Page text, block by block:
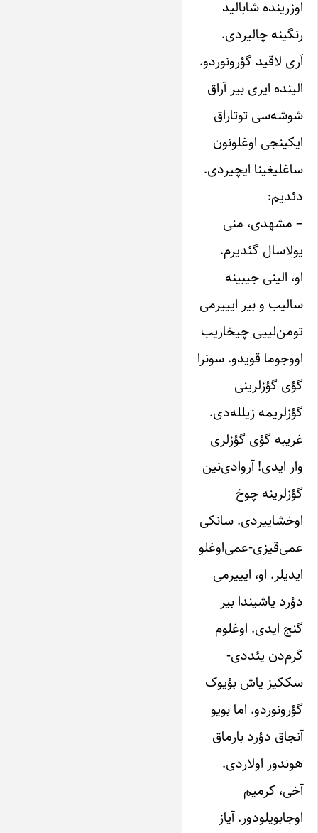
اوزرینده شابالید
رنگینه چالیردی.
اَری لاقید گؤرونوردو.
الینده ایری بیر آراق
شوشه‌سی توتاراق
ایکینجی اوغلونون
ساغلیغینا ایچیردی.
دئدیم:
– مشهدی، منی
یولاسال گئدیرم.
او، الینی جیبینه
سالیب و بیر ایییرمی
تومن‌لییی چیخاریب
اووجوما قویدو. سونرا
گؤی گؤزلرینی
گؤزلریمه زیلله‌دی.
غریبه گؤی گؤزلری
وار ایدی! آروادی‌نین
گؤزلرینه چوخ
اوخشاییردی. سانکی
عمی‌قیزی-عمی‌اوغلو
ایدیلر. او، ایییرمی
دؤرد یاشیندا بیر
گنج ایدی. اوغلوم
کَر‌م‌دن یئددی-
سککیز یاش بؤیوک
گؤرونوردو. اما بویو
آنجاق دؤرد بارماق
هوندور اولاردی.
آخی، کر‌میم
اوجابویلودور. آیاز